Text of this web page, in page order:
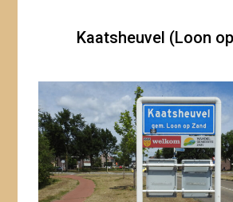
Kaatsheuvel (Loon